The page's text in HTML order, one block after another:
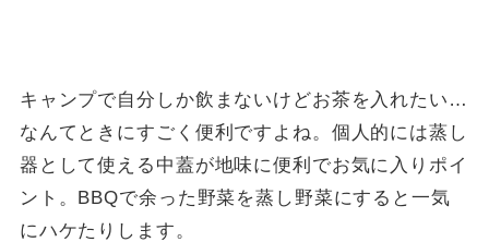
キャンプで自分しか飲まないけどお茶を入れたい…
なんてときにすごく便利ですよね。個人的には蒸し
器として使える中蓋が地味に便利でお気に入りポイ
ント。BBQで余った野菜を蒸し野菜にすると一気
にハケたりします。